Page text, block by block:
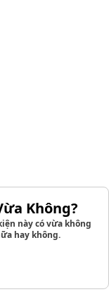
Không?
này có vừa không
hay không.